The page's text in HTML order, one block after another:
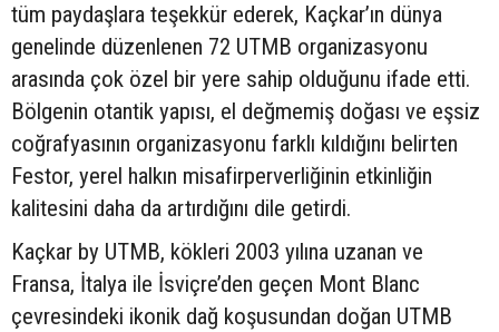
tüm paydaşlara teşekkür ederek, Kaçkar’ın dünya
genelinde düzenlenen 72 UTMB organizasyonu
arasında çok özel bir yere sahip olduğunu ifade etti.
Bölgenin otantik yapısı, el değmemiş doğası ve eşsiz
coğrafyasının organizasyonu farklı kıldığını belirten
Festor, yerel halkın misafirperverliğinin etkinliğin
kalitesini daha da artırdığını dile getirdi.
Kaçkar by UTMB, kökleri 2003 yılına uzanan ve
Fransa, İtalya ile İsviçre’den geçen Mont Blanc
çevresindeki ikonik dağ koşusundan doğan UTMB